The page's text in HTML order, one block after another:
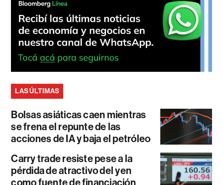
LAS ÚLTIMAS
Bolsas asiáticas caen mientras
se frena el repunte de las
acciones de IA y baja el petróleo
Carry trade resiste pese a la
pérdida de atractivo del yen
como fuente de financiación